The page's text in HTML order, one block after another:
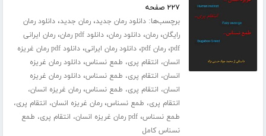
۲۲۷ صفحه
برچسب‌ها:دانلود رمان جدید،رمان جدید،دانلود رمان
رایگان،رمان،دانلود رمان،دانلود pdf رمان ،رمان ایرانی
pdf،رمان pdf ،دانلود رمان ایرانی،
دانلود pdf رمان غریزه
انسان، انتقام پری، طمع نسناس،دانلود رمان غریزه
انسان، انتقام پری، طمع نسناس،دانلود رمان غریزه
انسان، انتقام پری، طمع نسناس،رمان غریزه انسان،
انتقام پری، طمع نسناس،رمان غریزه انسان، انتقام پری،
طمع نسناس،
pdf رمان غریزه انسان، انتقام پری، طمع
نسناس کامل